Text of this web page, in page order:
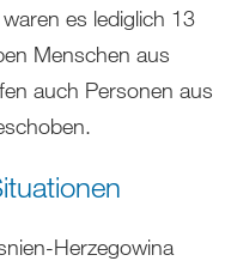
es lediglich 13
Menschen aus
auch Personen aus
Herzegowina